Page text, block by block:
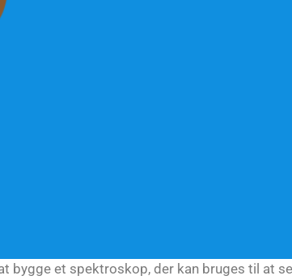
bygge et spektroskop, der kan bruges til at